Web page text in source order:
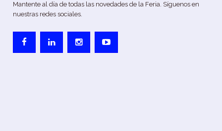
Mantente al día de todas las novedades de la Feria. Síguenos en
nuestras redes sociales.